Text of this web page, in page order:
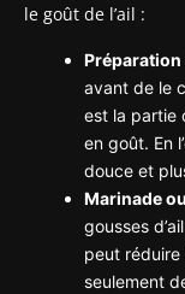
le goût de l’ail :
avant de le
est la partie
en goût. En
douce et
Marinade
gousses
peut
seulement